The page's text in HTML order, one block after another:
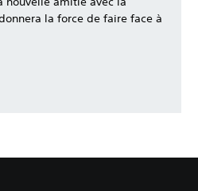
la force de faire face à